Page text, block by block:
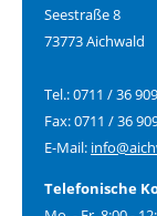
Seestraße 8
73773 Aichwald
Tel.: 0711 / 36
Fax: 0711 / 36
E-Mail:
Telefonische